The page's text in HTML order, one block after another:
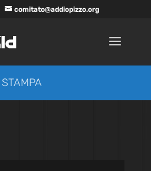
comitato@addiopizzo.org